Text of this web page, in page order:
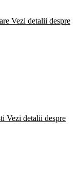
Vezi detalii despre
Vezi detalii despre